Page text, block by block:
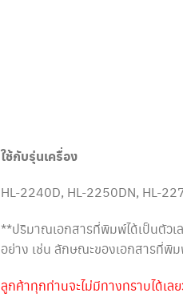
ใช้กับรุ่นเครื่อง
HL-2240D, HL-2250DN, HL-
**ปริมาณเอกสารที่พิมพ์ได้เป็นตัว
อย่าง เช่น ลักษณะของเอกสารที่พิ
ลูกค้าทุกท่านจะไม่มีทางทราบได้เ